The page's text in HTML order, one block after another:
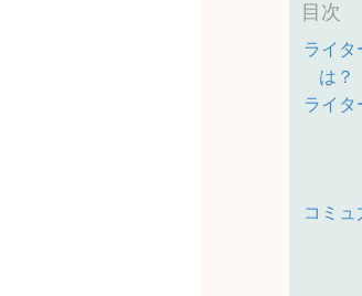
目次
ライタ
は？
ライタ
コミ